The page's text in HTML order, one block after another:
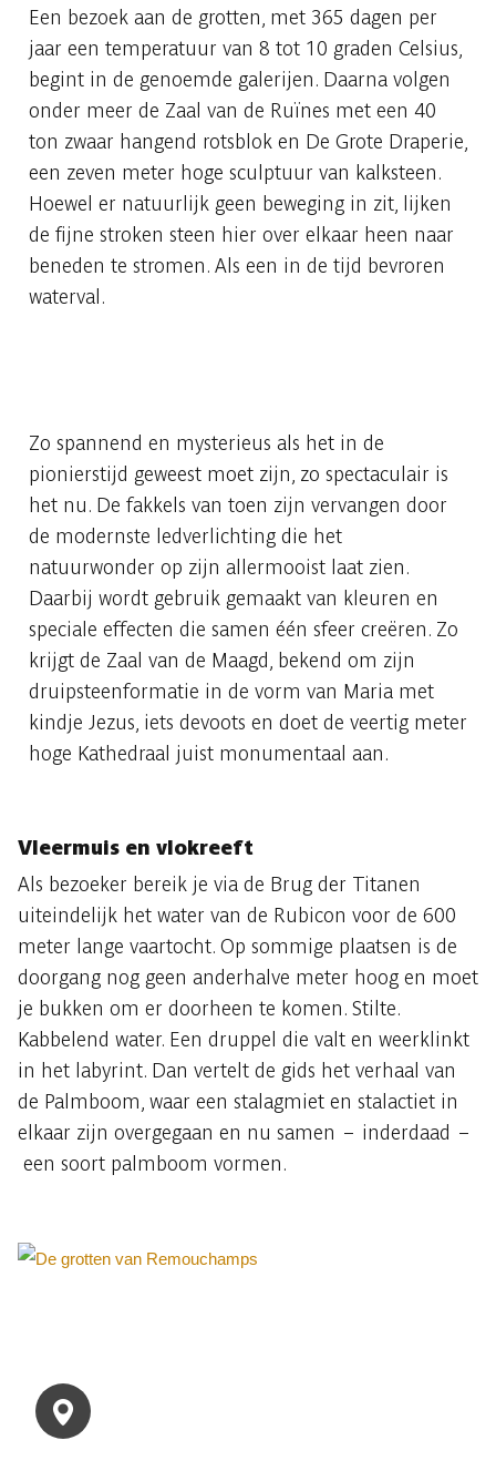
Een bezoek aan de grotten, met 365 dagen per
jaar een temperatuur van 8 tot 10 graden Celsius,
begint in de genoemde galerijen. Daarna volgen
onder meer de Zaal van de Ruïnes met een 40
ton zwaar hangend rotsblok en De Grote Draperie,
een zeven meter hoge sculptuur van kalksteen.
Hoewel er natuurlijk geen beweging in zit, lijken
de fijne stroken steen hier over elkaar heen naar
beneden te stromen. Als een in de tijd bevroren
waterval.
Zo spannend en mysterieus als het in de
pionierstijd geweest moet zijn, zo spectaculair is
het nu. De fakkels van toen zijn vervangen door
de modernste ledverlichting die het
natuurwonder op zijn allermooist laat zien.
Daarbij wordt gebruik gemaakt van kleuren en
speciale effecten die samen één sfeer creëren. Zo
krijgt de Zaal van de Maagd, bekend om zijn
druipsteenformatie in de vorm van Maria met
kindje Jezus, iets devoots en doet de veertig meter
hoge Kathedraal juist monumentaal aan.
Vleermuis en vlokreeft
Als bezoeker bereik je via de Brug der Titanen
uiteindelijk het water van de Rubicon voor de 600
meter lange vaartocht. Op sommige plaatsen is de
doorgang nog geen anderhalve meter hoog en moet
je bukken om er doorheen te komen. Stilte.
Kabbelend water. Een druppel die valt en weerklinkt
in het labyrint. Dan vertelt de gids het verhaal van
de Palmboom, waar een stalagmiet en stalactiet in
elkaar zijn overgegaan en nu samen – inderdaad –
een soort palmboom vormen.